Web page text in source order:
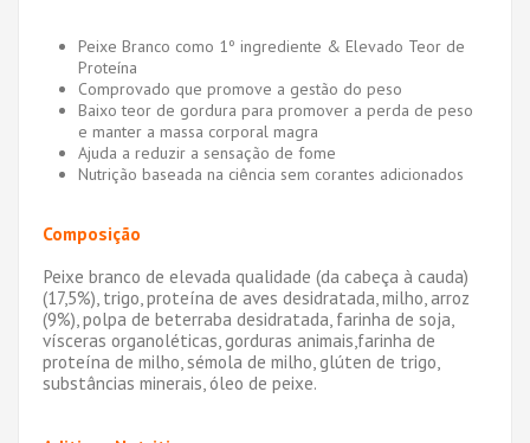
Peixe Branco como 1º ingrediente & Elevado Teor de
Proteína
Comprovado que promove a gestão do peso
Baixo teor de gordura para promover a perda de peso
e manter a massa corporal magra
Ajuda a reduzir a sensação de fome
Nutrição baseada na ciência sem corantes adicionados
Composição
Peixe branco de elevada qualidade (da cabeça à cauda)
(17,5%), trigo, proteína de aves desidratada, milho, arroz
(9%), polpa de beterraba desidratada, farinha de soja,
vísceras organoléticas, gorduras animais,farinha de
proteína de milho, sémola de milho, glúten de trigo,
substâncias minerais, óleo de peixe.